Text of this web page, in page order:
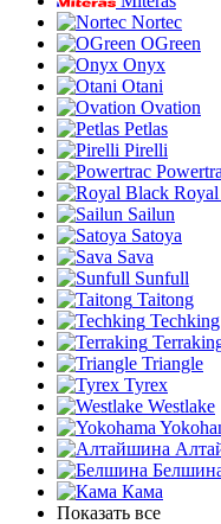
Nortec
OGreen
Onyx
Otani
Ovation
Petlas
Pirelli
Sailun
Satoya
Sava
Sunfull
Taitong
Techking
Triangle
Tyrex
Westlake
Кама
Показать все